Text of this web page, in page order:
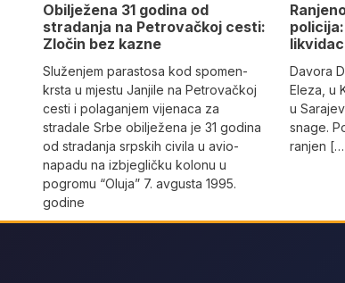
Obilježena 31 godina od
stradanja na Petrovačkoj cesti:
Zločin bez kazne
Služenjem parastosa kod spomen-
krsta u mjestu Janjile na Petrovačkoj
cesti i polaganjem vijenaca za
stradale Srbe obilježena je 31 godina
od stradanja srpskih civila u avio-
napadu na izbjegličku kolonu u
pogromu “Oluja” 7. avgusta 1995.
godine
Davora
Eleza, u
u
snage.
ranjen